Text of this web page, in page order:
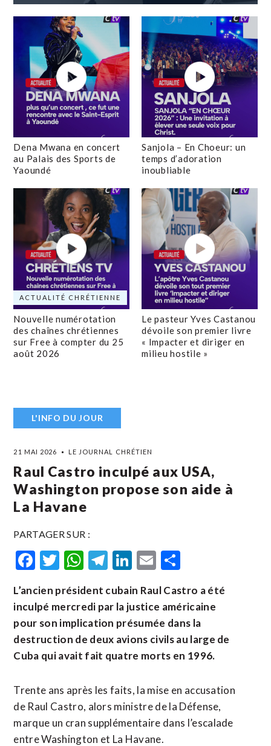
Dena Mwana en concert
au Palais des Sports de
Yaoundé
Sanjola – En Choeur: un
temps d’adoration
inoubliable
ACTUALITÉ CHRÉTIENNE
Nouvelle numérotation
des chaînes chrétiennes
sur Free à compter du 25
août 2026
Le pasteur Yves Castanou
dévoile son premier livre
« Impacter et diriger en
milieu hostile »
L'INFO DU JOUR
21 MAI 2026 LE JOURNAL CHRÉTIEN
Raul Castro inculpé aux USA,
Washington propose son aide à
La Havane
PARTAGER SUR :
Facebook
Twitter
WhatsApp
Telegram
LinkedIn
Email
L’ancien président cubain Raul Castro a été
inculpé mercredi par la justice américaine
pour son implication présumée dans la
destruction de deux avions civils au large de
Cuba qui avait fait quatre morts en 1996.
Trente ans après les faits, la mise en accusation
de Raul Castro, alors ministre de la Défense,
marque un cran supplémentaire dans l’escalade
entre Washington et La Havane.